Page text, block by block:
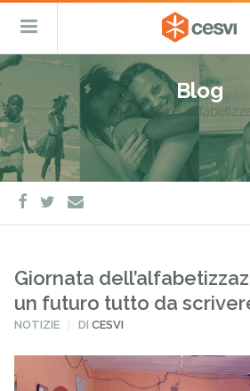
Salta
al
contenuto
CESVI
Fondazione
–
ETS
Cooperazione,
Emergenza
e
Sviluppo
Menu
Blog
giornata
facebook
twitter
e-
mail
Giornata
un futuro tutto da
PUBBLICATO
NOTIZIE DICESVI